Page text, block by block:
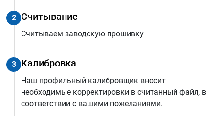
2 Считывание
Считываем заводскую прошивку
3 Калибровка
Наш профильный калибровщик вносит
необходимые корректировки в считанный файл, в
соответствии с вашими пожеланиями.